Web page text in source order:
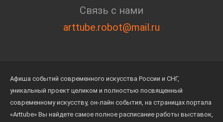
Связь с нами
arttube.robot@mail.ru
Афиша событий современного искусства России и СНГ,
уникальный проект целиком и полностью посвященный
современному искусству, он-лайн события, на страницах портала
«Arttube» Вы найдете самое полное расписание работы выставок,